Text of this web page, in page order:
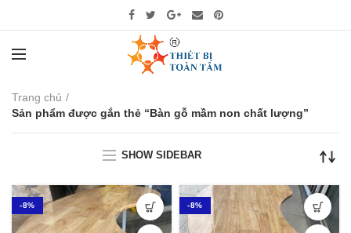
Trang chủ
Sản phẩm được gắn thẻ “Bàn gỗ mầm non chất lượng”
SHOW SIDEBAR
-8% -8%